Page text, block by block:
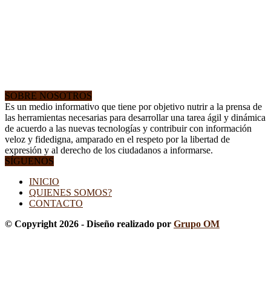
SOBRE NOSOTROS
Es un medio informativo que tiene por objetivo nutrir a la prensa de
las herramientas necesarias para desarrollar una tarea ágil y dinámica
de acuerdo a las nuevas tecnologías y contribuir con información
veloz y fidedigna, amparado en el respeto por la libertad de
expresión y al derecho de los ciudadanos a informarse.
SÍGUENOS
INICIO
QUIENES SOMOS?
CONTACTO
© Copyright 2026 - Diseño realizado por Grupo OM